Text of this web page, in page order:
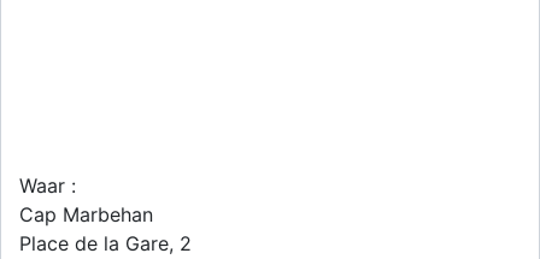
Waar :
Cap Marbehan
Place de la Gare, 2